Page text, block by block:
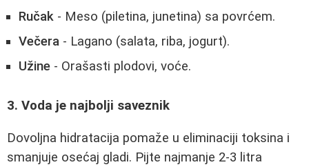
Ručak - Meso (piletina, junetina) sa povrćem.
Večera - Lagano (salata, riba, jogurt).
Užine - Orašasti plodovi, voće.
3. Voda je najbolji saveznik
Dovoljna hidratacija pomaže u eliminaciji toksina i
smanjuje osećaj gladi. Pijte najmanje 2-3 litra